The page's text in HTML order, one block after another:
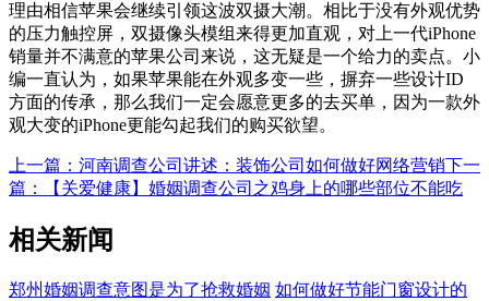
理由相信苹果会继续引领这波双摄大潮。相比于没有外观优势
的压力触控屏，双摄像头模组来得更加直观，对上一代iPhone
销量并不满意的苹果公司来说，这无疑是一个给力的卖点。小
编一直认为，如果苹果能在外观多变一些，摒弃一些设计ID
方面的传承，那么我们一定会愿意更多的去买单，因为一款外
观大变的iPhone更能勾起我们的购买欲望。
上一篇：河南调查公司讲述：装饰公司如何做好网络营销下一
篇：【关爱健康】婚姻调查公司之鸡身上的哪些部位不能吃
相关新闻
郑州婚姻调查意图是为了抢救婚姻 如何做好节能门窗设计的